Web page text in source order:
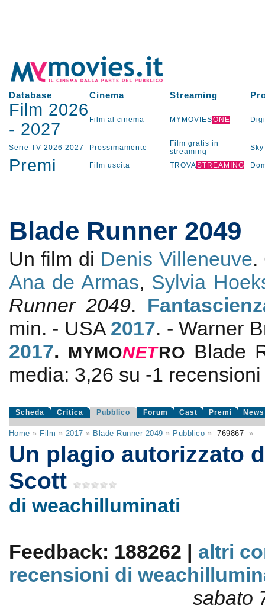
Database Cinema Streaming
Film 2026
- 2027 Film al cinema MYMOVIESONE
Serie TV 2026 2027 Prossimamente
Film gratis in
streaming
Sky
Premi Film uscita TROVASTREAMING
Blade Runner 2049
Un film di Denis Villeneuve.
Ana de Armas, Sylvia
Runner 2049.
min. - USA 2017. - Warner
2017. MYMONETRO Blade
media: 3,26 su -1
Scheda Critica Pubblico Forum Cast Premi News
Home » Film » 2017 » Blade Runner 2049 » Pubblico » 769867 »
Un plagio autorizzato
Scott
di weachilluminati
Feedback: 188262 | altri
recensioni di
sabato